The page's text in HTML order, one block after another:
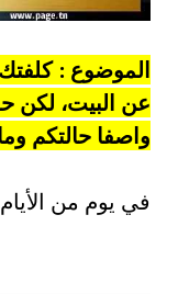
الموضوع : كلفتك
عن البيت، لكن
واصفا حالتكم
في يوم من